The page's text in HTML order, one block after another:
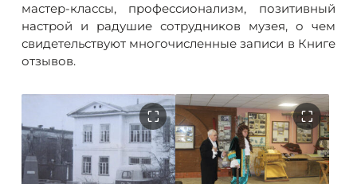
мастер-классы, профессионализм, позитивный
настрой и радушие сотрудников музея, о чем
свидетельствуют многочисленные записи в Книге
отзывов.